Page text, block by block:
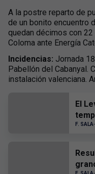
A la postre reparto de
de un bonito encuentro
quedan décimos con
Coloma ante Energía
Incidencias: Jornada
Pabellón del Cabanyal.
instalación valenciana.
El
F. SALA